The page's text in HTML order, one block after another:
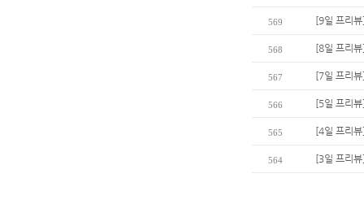
569 [9일 프리
568 [8일 프리
567 [7일 프리
566 [5일 프리
565 [4일 프리
564 [3일 프리